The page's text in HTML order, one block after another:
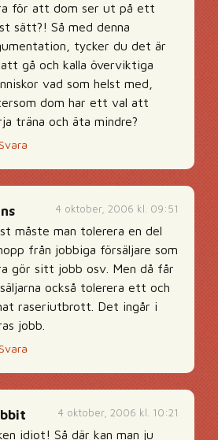
för att dom ser ut på ett
sätt?! Så med denna
tycker du det är
gå och kalla överviktiga
vad som helst med,
dom har ett val att
träna och äta mindre?
Svara
4 oktober, 2006 kl. 09:51
måste man tolerera en del
från jobbiga försäljare som
gör sitt jobb osv. Men då får
också tolerera ett och
raseriutbrott. Det ingår i
jobb.
Svara
4 oktober, 2006 kl. 10:21
idiot! Så där kan man ju